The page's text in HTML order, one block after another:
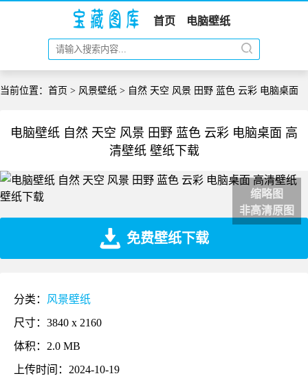
首页 电脑壁纸
当前位置： 首页 > 风景壁纸 > 自然 天空 风景 田野 蓝色 云彩 电脑桌面
电脑壁纸 自然 天空 风景 田野 蓝色 云彩 电脑桌面 高
清壁纸 壁纸下载
缩略图
非高清原图
免费壁纸下载
分类： 风景壁纸
尺寸：3840 x 2160
体积：2.0 MB
上传时间：2024-10-19